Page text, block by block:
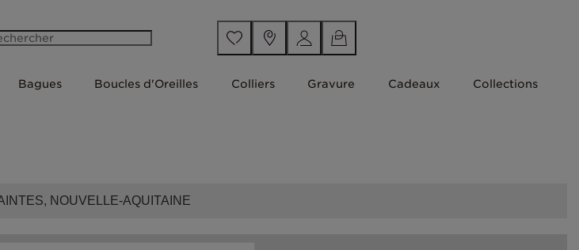
Bagues Boucles d'Oreilles Colliers Gravure Cadeaux Collections
NOUVELLE-AQUITAINE